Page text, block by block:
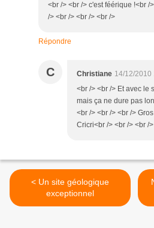
<br /> <br /> c'est féérique !<br /
/> <br /> <br /> <br />
Répondre
C Christiane 14/12/2010
<br /> <br /> Et avec le
mais ça ne dure pas
<br /> <br /> <br />
Cricri<br /> <br /> <br /
< Un site géologique
exceptionnel